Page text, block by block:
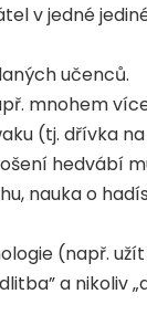
v jedné
učenců.
mnohem
(tj. dřívka
hedvábí
nauka o
(např. užít
a nikoliv